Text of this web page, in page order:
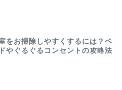
をお掃除しやすくするには？ベ
やぐるぐるコンセントの攻略法